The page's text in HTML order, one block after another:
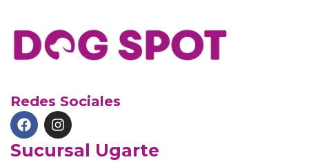
Redes Sociales
Sucursal Ugarte